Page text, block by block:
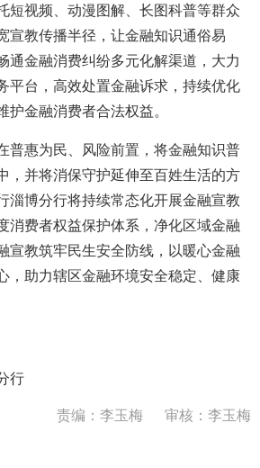
短视频、动漫图解、长图科普等群众
宣教传播半径，让金融知识通俗易
通金融消费纠纷多元化解渠道，大力
平台，高效处置金融诉求，持续优化
护金融消费者合法权益。
惠为民、风险前置，将金融知识普
，并将消保守护延伸至百姓生活的方
淄博分行将持续常态化开展金融宣教
消费者权益保护体系，净化区域金融
宣教筑牢民生安全防线，以暖心金融
，助力辖区金融环境安全稳定、健康
行
责编：李玉梅 审核：李玉梅